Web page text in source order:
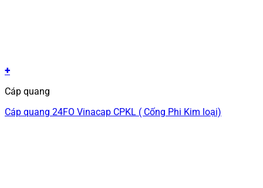
+
Cáp quang
Cáp quang 24FO Vinacap CPKL ( Cống Phi Kim loại)